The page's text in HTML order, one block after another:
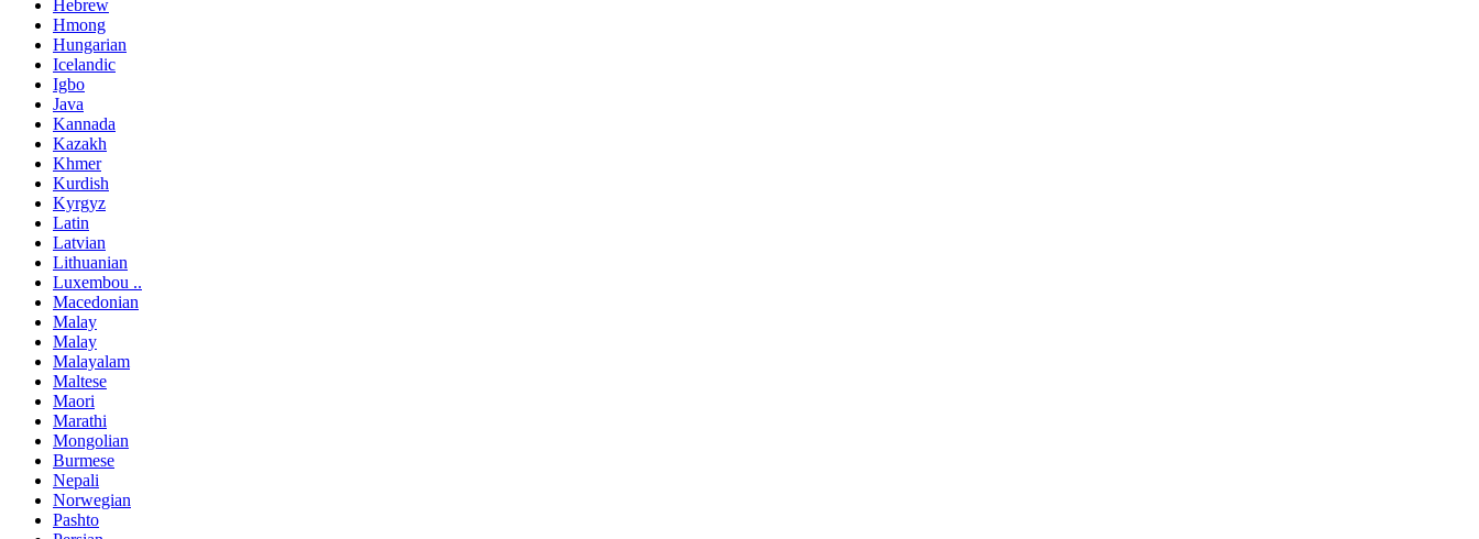
Hebrew
Hmong
Hungarian
Icelandic
Igbo
Java
Kannada
Kazakh
Khmer
Kurdish
Kyrgyz
Latin
Latvian
Lithuanian
Luxembou ..
Macedonian
Malay
Malay
Malayalam
Maltese
Maori
Marathi
Mongolian
Burmese
Nepali
Norwegian
Pashto